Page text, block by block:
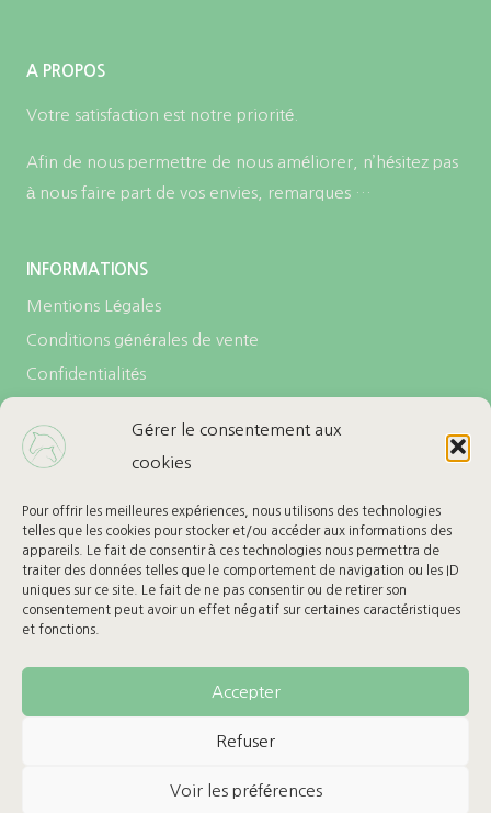
Gérer le consentement aux
cookies
Pour offrir les meilleures expériences, nous utilisons des technologies
telles que les cookies pour stocker et/ou accéder aux informations des
appareils. Le fait de consentir à ces technologies nous permettra de
traiter des données telles que le comportement de navigation ou les ID
uniques sur ce site. Le fait de ne pas consentir ou de retirer son
consentement peut avoir un effet négatif sur certaines caractéristiques
et fonctions.
Accepter
Refuser
Voir les préférences
A PROPOS
Votre satisfaction est notre priorité.
Afin de nous permettre de nous améliorer, n’hésitez pas
à nous faire part de vos envies, remarques …
INFORMATIONS
Mentions Légales
Conditions générales de vente
Confidentialités
LES + DE L’ECURIE
Carte cadeau
Ma Wishlist
BESOIN D’AIDE